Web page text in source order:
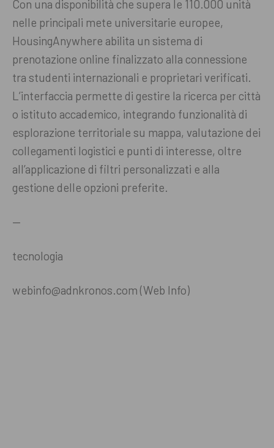
Con una disponibilità che supera le 110.000 unità
nelle principali mete universitarie europee,
HousingAnywhere abilita un sistema di
prenotazione online finalizzato alla connessione
tra studenti internazionali e proprietari verificati.
L’interfaccia permette di gestire la ricerca per città
o istituto accademico, integrando funzionalità di
esplorazione territoriale su mappa, valutazione dei
collegamenti logistici e punti di interesse, oltre
all’applicazione di filtri personalizzati e alla
gestione delle opzioni preferite.
—
tecnologia
webinfo@adnkronos.com (Web Info)